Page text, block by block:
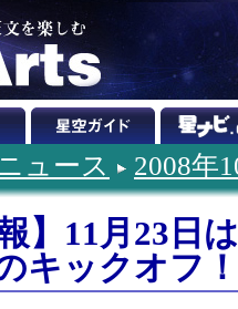
ュース 2008年
】11月23日
キックオフ！